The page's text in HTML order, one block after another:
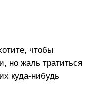
чтобы
но жаль тратиться
куда-нибудь